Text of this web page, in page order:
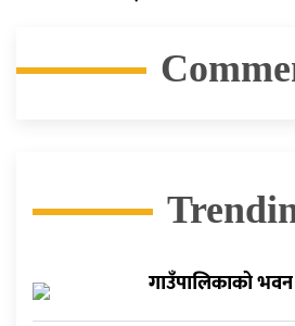
गाउँपालिकाको